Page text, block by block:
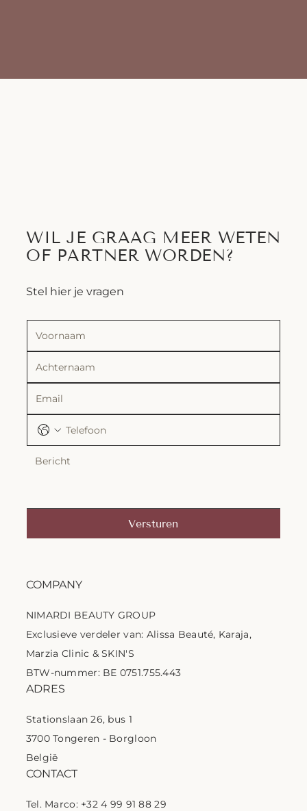
WIL JE GRAAG MEER WETEN
OF PARTNER WORDEN?
Stel hier je vragen
Versturen
COMPANY
NIMARDI BEAUTY GROUP
Exclusieve verdeler van: Alissa Beauté, Karaja,
Marzia Clinic & SKIN'S
BTW-nummer: BE 0751.755.443
ADRES
Stationslaan 26, bus 1
3700 Tongeren - Borgloon
België
CONTACT
Tel. Marco: +32 4 99 91 88 29